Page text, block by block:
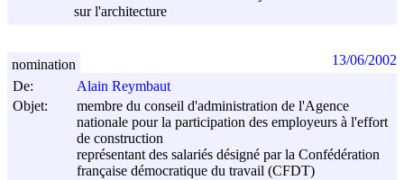
sur l'architecture
De:
Alain Reymbaut
Objet:
membre du conseil d'administration de l'Agence
nationale pour la participation des employeurs à l'effort
de construction
représentant des salariés désigné par la Confédération
française démocratique du travail (CFDT)
nomination 13/06/2002